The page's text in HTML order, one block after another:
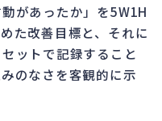
があったか」を5W1H
た改善目標と、それに
ットで記録すること
のなさを客観的に示